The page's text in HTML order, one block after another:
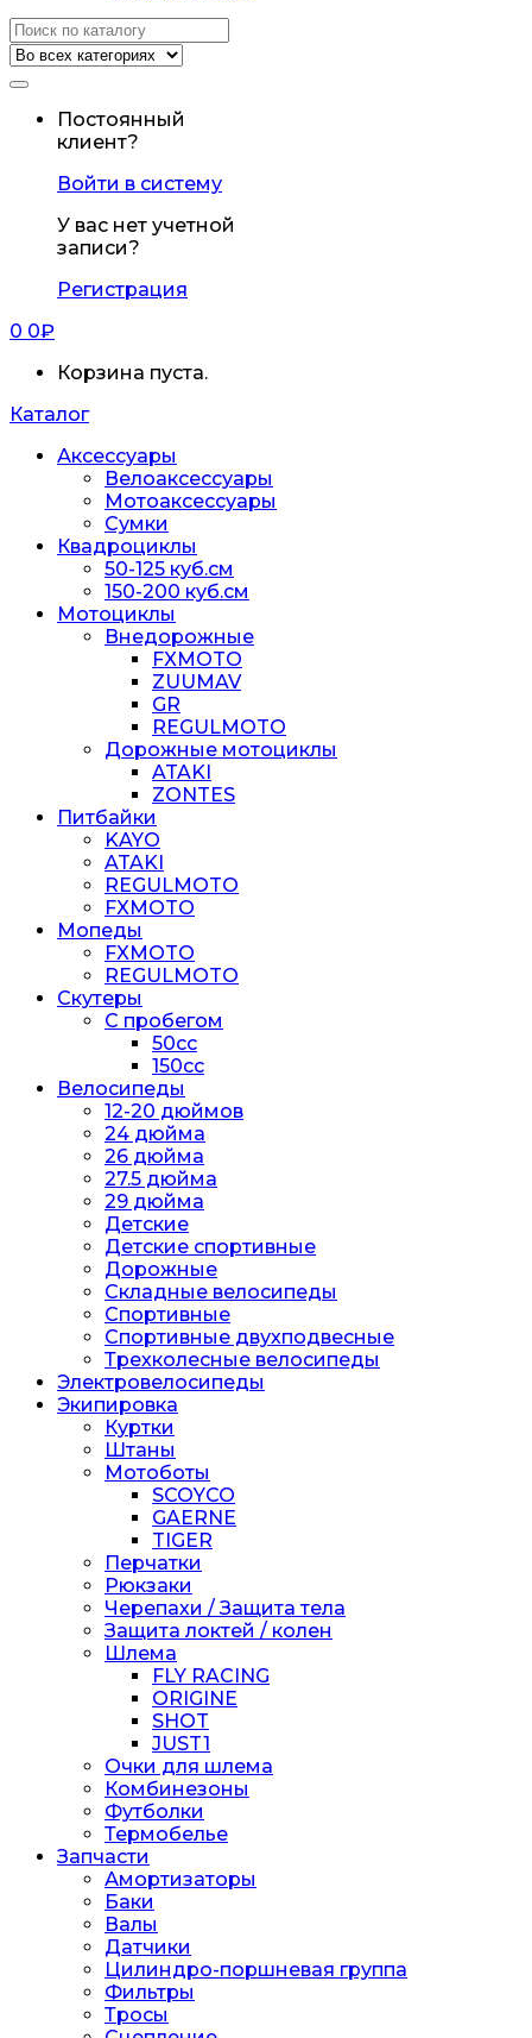
Искать:
Постоянный
клиент?
Войти в систему
У вас нет учетной
записи?
Регистрация
0 0₽
Корзина пуста.
Каталог
Аксессуары
Велоаксессуары
Мотоаксессуары
Сумки
Квадроциклы
50-125 куб.см
150-200 куб.см
Мотоциклы
Внедорожные
FXMOTO
ZUUMAV
GR
REGULMOTO
Дорожные мотоциклы
ATAKI
ZONTES
Питбайки
KAYO
ATAKI
REGULMOTO
FXMOTO
Мопеды
FXMOTO
REGULMOTO
Скутеры
С пробегом
50cc
150cc
Велосипеды
12-20 дюймов
24 дюйма
26 дюйма
27.5 дюйма
29 дюйма
Детские
Детские спортивные
Дорожные
Складные велосипеды
Спортивные
Спортивные двухподвесные
Трехколесные велосипеды
Электровелосипеды
Экипировка
Куртки
Штаны
Мотоботы
SCOYCO
GAERNE
TIGER
Перчатки
Рюкзаки
Черепахи / Защита тела
Защита локтей / колен
Шлема
FLY RACING
ORIGINE
SHOT
JUST1
Очки для шлема
Комбинезоны
Футболки
Термобелье
Запчасти
Амортизаторы
Баки
Валы
Датчики
Цилиндро-поршневая группа
Фильтры
Тросы